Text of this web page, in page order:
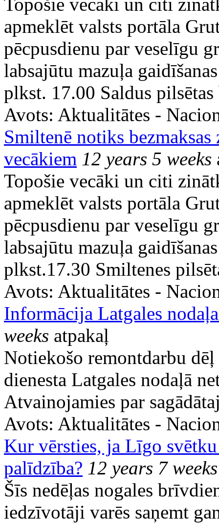
apmeklēt valsts portāla
pēcpusdienu par veselīgu
labsajūtu mazuļa
plkst. 17.00 Saldus
Avots: Aktualitātes -
Smiltenē notiks
vecākiem 12 years 5 weeks
Topošie vecāki un citi
apmeklēt valsts portāla
pēcpusdienu par veselīgu
labsajūtu mazuļa
plkst.17.30 Smiltenes
Avots: Aktualitātes -
Informācija Latgales
weeks atpakaļ
Notiekošo remontdarbu
dienesta Latgales nodaļā
Atvainojamies par
Avots: Aktualitātes -
Kur vērsties, ja Līgo
palīdzība? 12 years 7 weeks
Šīs nedēļas nogales
iedzīvotāji varēs saņemt